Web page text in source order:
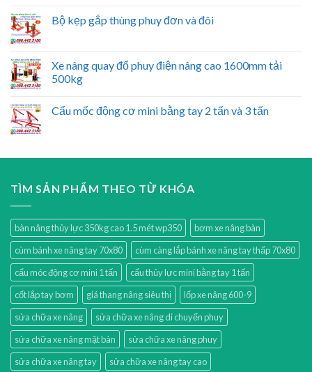
Bộ kẹp gắp thùng phuy đơn và đôi
Xe nâng quay đổ phuy điện nâng cao 1600mm tải
500kg
Cẩu mốc động cơ mini bằng tay 2 tấn và 3 tấn
TÌM SẢN PHẨM THEO TỪ KHÓA
bàn nâng thủy lực 350kg cao 1.5 mét wp350
bơm xe nâng bàn
cùm bánh xe nâng tay 70x80
cùm càng lắp bánh xe nâng tay thấp 70x80
cẩu móc động cơ mini 1 tấn
cẩu thủy lực mini bằng tay 1 tấn
cốt lắp tay bơm
giá thang nâng siêu thị
lốp xe nâng 600-9
sửa chữa xe nâng
sửa chữa xe nâng di chuyển phuy
sửa chữa xe nâng mặt bàn
sửa chữa xe nâng phuy
sửa chữa xe nâng tay
sửa chữa xe nâng tay cao